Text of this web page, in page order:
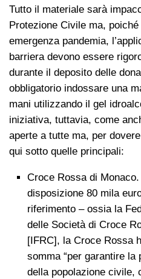
Tutto il materiale sarà
Protezione Civile ma,
emergenza pandemia,
barriera devono essere
durante il deposito delle
obbligatorio indossare una
mani utilizzando il gel
iniziativa, tuttavia, come
aperte a tutte ma, per
qui sotto quelle principali:
Croce Rossa di
disposizione 80 mila
riferimento – ossia la
delle Società di Croce
[IFRC], la Croce Rossa
somma “per garantire la
della popolazione civile,